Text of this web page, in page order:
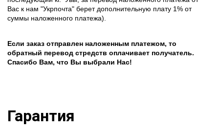
Вас к нам "Укрпочта" берет дополнительную плату 1% от
суммы наложенного платежа).
Если заказ отправлен наложенным платежом, то
обратный перевод стредств оплачивает получатель.
Спасибо Вам, что Вы выбрали Нас!
Гарантия